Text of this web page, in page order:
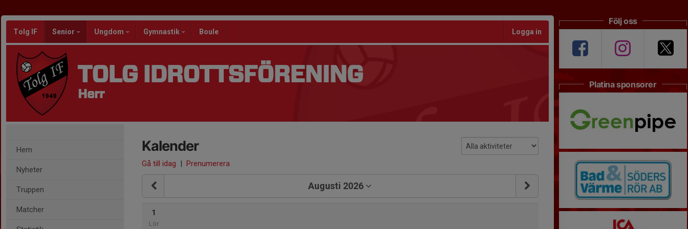
Tolg IF Senior Ungdom Gymnastik Boule Logga in
TOLG IDROTTSFÖRENING
Herr
Hem
Nyheter
Truppen
Matcher
Kalender
Gå till idag | Prenumerera
Augusti 2026
1
Lör
Följ oss
Platina sponsorer